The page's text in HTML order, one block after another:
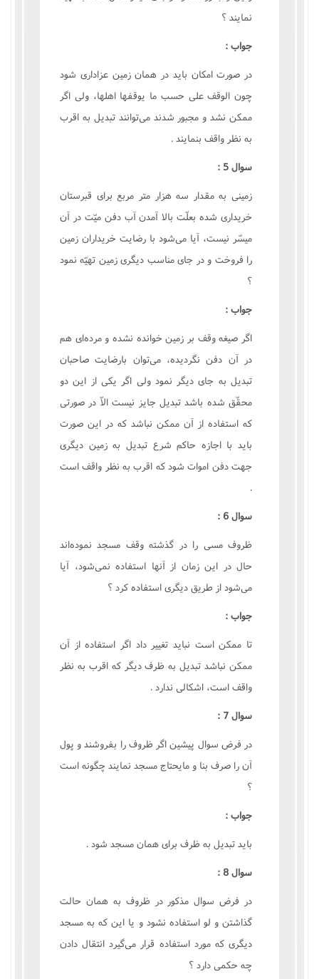
نمايند ؟
جواب :
در صورت امکان بايد در همان زمين عزادارى شود
چون الوقف على حسب ما يوقفها اهلها، ولى اگر
ممکن نشد و مجبور شدند مى‌توانند تبديل به اقرب
به نظر واقف بنمايند .
سوال 5 :
زمينى به مقدار سه هزار متر مربع براى قبرستان
خريدارى شده بعلّت بالا آمدن آب دفن ميّت در آن
ميسّر نيست، آيا مى‌شود با رضايت خريداران زمين
را فروخت و در جاى مناسب ديگرى زمين تهيّه نمود
؟
جواب :
اگر صيغه وقف بر زمين خوانده نشده و مرده‌اى هم
در آن دفن نگرديده، مى‌توان بارضايت صاحبان
تبديل به جاى ديگر نمود ولى اگر يکى از اين دو
محقّق شده باشد تبديل جايز نيست الاّ در صورتى
که استفاده از آن ممکن نباشد که در اين صورت
بايد با اجازه حاکم شرع تبديل به زمين ديگرى
جهت دفن اموات شود که اقرب به نظر واقف است
.
سوال 6 :
ظروف مسى را در گذشته وقف مسجد نموده‌اند
حال در اين زمان از آنها استفاده نمى‌شود، آيا
مى‌شود از طريق ديگرى استفاده کرد ؟
جواب :
تا ممکن است نبايد تغيير داد اگر استفاده از آن
ممکن نباشد تبديل به ظرف ديگر که اقرب به نظر
واقف است، اشکالى ندارد .
سوال 7 :
در فرض سوال پيشين اگر ظروف را بفروشند و پول
آن را صرف بنا و مايحتاج مسجد نمايند چگونه است
؟
جواب :
بايد تبديل به ظرف براى همان مسجد شود .
سوال 8 :
در فرض سوال مذکور در ظروف به همان حالت
گذاشتن و لو استفاده نشود و يا اين که به مسجد
ديگرى که مورد استفاده قرار مى‌گيرد انتقال دادن
چه حکمى دارد ؟